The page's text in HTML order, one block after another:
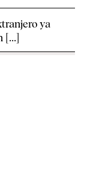
ya
[...]